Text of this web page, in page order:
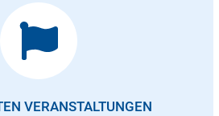
VERANSTALTUNGEN